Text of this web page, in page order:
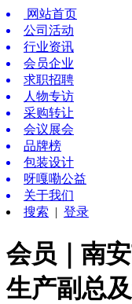
网站首页
公司活动
行业资讯
会员企业
求职招聘
人物专访
采购转让
会议展会
品牌榜
包装设计
呀嘎嘞公益
关于我们
搜索 | 登录
会员｜南
生产副总